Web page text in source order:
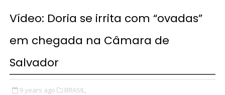
Vídeo: Doria se irrita com “ovadas”
em chegada na Câmara de
Salvador
9 years ago BRASIL,